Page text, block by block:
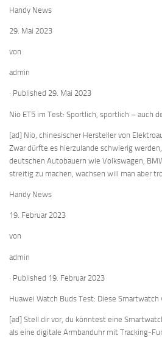
Handy News
29. Mai 2023
von
admin
· Published 29. Mai 2023
Nio ET5 im Test: Sportlich, sportlich – auch
[ad] Nio, chinesischer Hersteller von
Zwar dürfte es hierzulande schwierig
deutschen Autobauern wie Volkswagen,
streitig zu machen, wachsen will man aber
Handy News
19. Februar 2023
von
admin
· Published 19. Februar 2023
Huawei Watch Buds Test: Diese
[ad] Stell dir vor, du könntest eine
als eine digitale Armbanduhr mit Tracking-